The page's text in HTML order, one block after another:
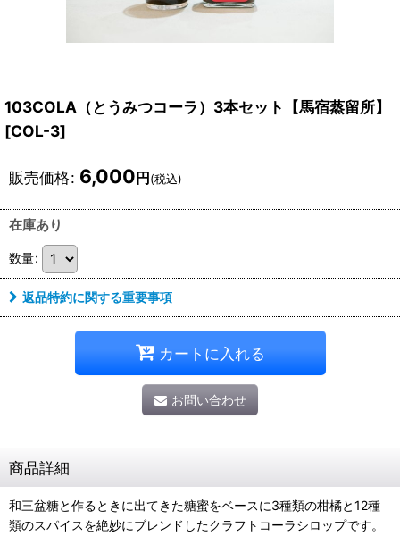
103COLA（とうみつコーラ）3本セット【馬宿蒸留所】
[COL-3]
販売価格: 6,000 円 (税込)
在庫あり
数量:
返品特約に関する重要事項
カートに入れる
お問い合わせ
商品詳細
和三盆糖と作るときに出てきた糖蜜をベースに3種類の柑橘と12種
類のスパイスを絶妙にブレンドしたクラフトコーラシロップです。